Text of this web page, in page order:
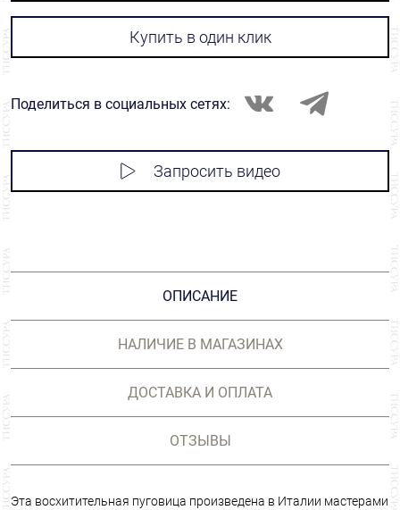
Купить в один клик
Поделиться в социальных сетях:
Запросить видео
ОПИСАНИЕ
НАЛИЧИЕ В МАГАЗИНАХ
ДОСТАВКА И ОПЛАТА
ОТЗЫВЫ
Эта восхитительная пуговица произведена в Италии мастерами